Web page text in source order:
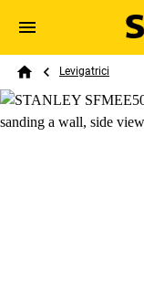
Search
Breadcrumb
Levigatrici